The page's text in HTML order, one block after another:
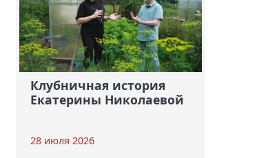
Клубничная история
Екатерины Николаевой
28 июля 2026